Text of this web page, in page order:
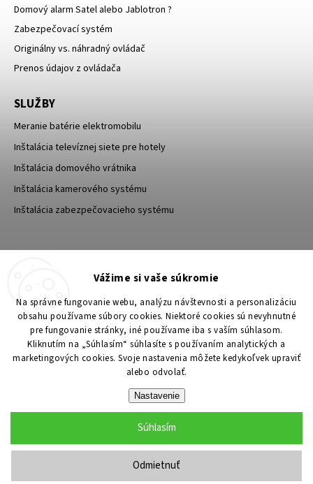
Vážime si vaše súkromie
Na správne fungovanie webu, analýzu návštevnosti a personalizáciu
obsahu používame súbory cookies. Niektoré cookies sú nevyhnutné
pre fungovanie stránky, iné používame iba s vaším súhlasom.
Kliknutím na „Súhlasím“ súhlasíte s používaním analytických a
marketingových cookies. Svoje nastavenia môžete kedykoľvek upraviť
alebo odvolať.
Nastavenie
Odmietnuť
Súhlasím
Domový alarm Satel alebo Jablotron ?
Zabezpečovací systém
Originálny vs. náhradný ovládač
Prenos údajov z ovládača
SLUŽBY
Meranie batérie elektromobilu
Inštalácia televíznej siete pre hotely
Inštalácia domového vrátnika
Inštalácia kamerového systému
Inštalácia zabezpečovacieho systému
Upraviť nastavenie cookies
Grafický návrh vytvořil a nakódoval